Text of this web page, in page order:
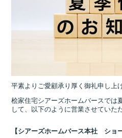
平素よりご愛顧承り厚く御礼申し上
桧家住宅シアーズホームバースでは
して、以下のように営業させていた
【シアーズホームバース本社 ショ